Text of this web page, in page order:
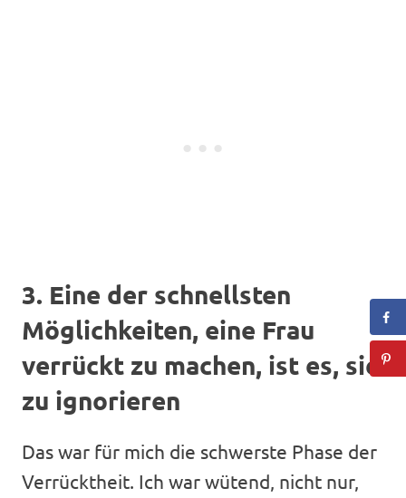
3. Eine der schnellsten
Möglichkeiten, eine Frau
verrückt zu machen, ist es, sie
zu ignorieren
Das war für mich die schwerste Phase der
Verrücktheit. Ich war wütend, nicht nur,